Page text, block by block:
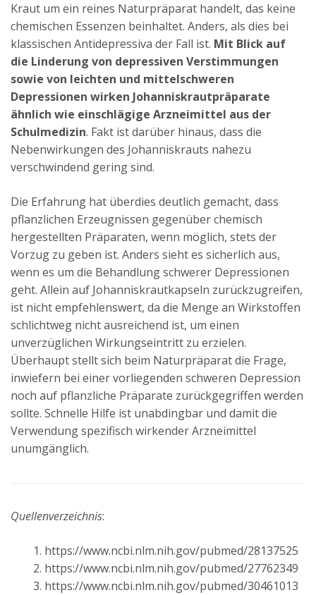
Kraut um ein reines Naturpräparat handelt, das keine
chemischen Essenzen beinhaltet. Anders, als dies bei
klassischen Antidepressiva der Fall ist. Mit Blick auf
die Linderung von depressiven Verstimmungen
sowie von leichten und mittelschweren
Depressionen wirken Johanniskrautpräparate
ähnlich wie einschlägige Arzneimittel aus der
Schulmedizin. Fakt ist darüber hinaus, dass die
Nebenwirkungen des Johanniskrauts nahezu
verschwindend gering sind.
Die Erfahrung hat überdies deutlich gemacht, dass
pflanzlichen Erzeugnissen gegenüber chemisch
hergestellten Präparaten, wenn möglich, stets der
Vorzug zu geben ist. Anders sieht es sicherlich aus,
wenn es um die Behandlung schwerer Depressionen
geht. Allein auf Johanniskrautkapseln zurückzugreifen,
ist nicht empfehlenswert, da die Menge an Wirkstoffen
schlichtweg nicht ausreichend ist, um einen
unverzüglichen Wirkungseintritt zu erzielen.
Überhaupt stellt sich beim Naturpräparat die Frage,
inwiefern bei einer vorliegenden schweren Depression
noch auf pflanzliche Präparate zurückgegriffen werden
sollte. Schnelle Hilfe ist unabdingbar und damit die
Verwendung spezifisch wirkender Arzneimittel
unumgänglich.
Quellenverzeichnis:
https://www.ncbi.nlm.nih.gov/pubmed/28137525
https://www.ncbi.nlm.nih.gov/pubmed/27762349
https://www.ncbi.nlm.nih.gov/pubmed/30461013